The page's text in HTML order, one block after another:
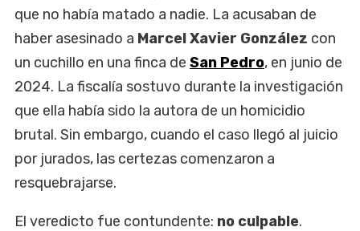
que no había matado a nadie. La acusaban de
haber asesinado a Marcel Xavier González con
un cuchillo en una finca de San Pedro, en junio de
2024. La fiscalía sostuvo durante la investigación
que ella había sido la autora de un homicidio
brutal. Sin embargo, cuando el caso llegó al juicio
por jurados, las certezas comenzaron a
resquebrajarse.
El veredicto fue contundente: no culpable.